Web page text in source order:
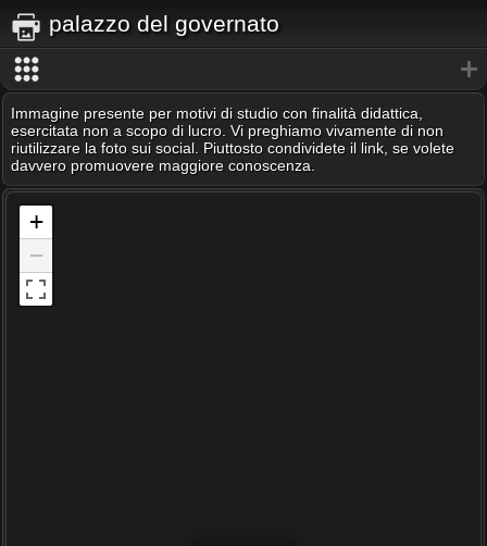
palazzo del governato
Immagine presente per motivi di studio con finalità didattica,
esercitata non a scopo di lucro. Vi preghiamo vivamente di non
riutilizzare la foto sui social. Piuttosto condividete il link, se volete
davvero promuovere maggiore conoscenza.
+
−